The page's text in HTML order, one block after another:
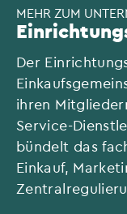
MEHR ZUM
Der
ihren
Service-
bündelt das
Einkauf,